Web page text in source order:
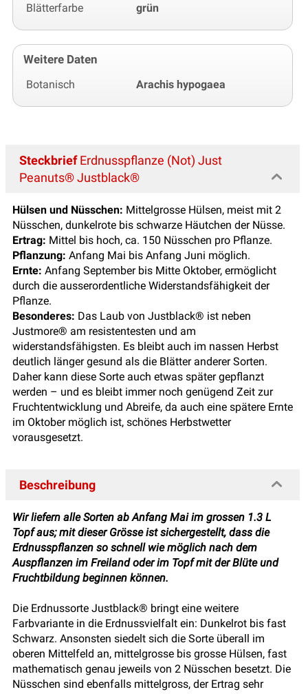
Blätterfarbe grün
Weitere Daten
Botanisch Arachis hypogaea
SteckbriefErdnusspflanze (Not) Just
Peanuts® Justblack®
Hülsen und Nüsschen: Mittelgrosse Hülsen, meist mit 2
Nüsschen, dunkelrote bis schwarze Häutchen der Nüsse.
Ertrag: Mittel bis hoch, ca. 150 Nüsschen pro Pflanze.
Pflanzung: Anfang Mai bis Anfang Juni möglich.
Ernte: Anfang September bis Mitte Oktober, ermöglicht
durch die ausserordentliche Widerstandsfähigkeit der
Pflanze.
Besonderes: Das Laub von Justblack® ist neben
Justmore® am resistentesten und am
widerstandsfähigsten. Es bleibt auch im nassen Herbst
deutlich länger gesund als die Blätter anderer Sorten.
Daher kann diese Sorte auch etwas später gepflanzt
werden – und es bleibt immer noch genügend Zeit zur
Fruchtentwicklung und Abreife, da auch eine spätere Ernte
im Oktober möglich ist, schönes Herbstwetter
vorausgesetzt.
Beschreibung
Wir liefern alle Sorten ab Anfang Mai im grossen 1.3 L
Topf aus; mit dieser Grösse ist sichergestellt, dass die
Erdnusspflanzen so schnell wie möglich nach dem
Auspflanzen im Freiland oder im Topf mit der Blüte und
Fruchtbildung beginnen können.
Die Erdnussorte Justblack® bringt eine weitere
Farbvariante in die Erdnussvielfalt ein: Dunkelrot bis fast
Schwarz. Ansonsten siedelt sich die Sorte überall im
oberen Mittelfeld an, mittelgrosse bis grosse Hülsen, fast
mathematisch genau jeweils von 2 Nüsschen besetzt. Die
Nüsschen sind ebenfalls mittelgross, der Ertrag sehr